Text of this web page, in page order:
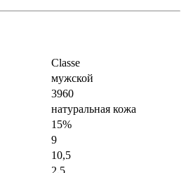
Classe
мужской
3960
натуральная кожа
15%
9
10,5
2,5